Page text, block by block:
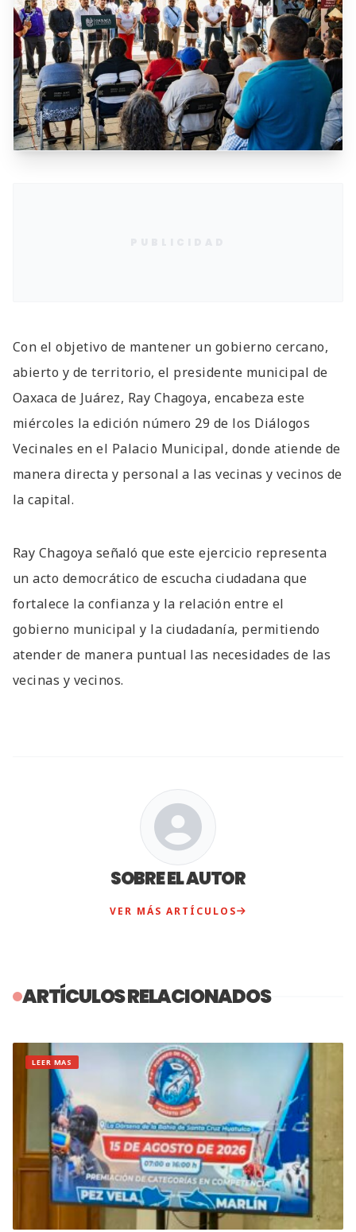
Con el objetivo de mantener un gobierno cercano,
abierto y de territorio, el presidente municipal de
Oaxaca de Juárez, Ray Chagoya, encabeza este
miércoles la edición número 29 de los Diálogos
Vecinales en el Palacio Municipal, donde atiende de
manera directa y personal a las vecinas y vecinos de
la capital.
Ray Chagoya señaló que este ejercicio representa
un acto democrático de escucha ciudadana que
fortalece la confianza y la relación entre el
gobierno municipal y la ciudadanía, permitiendo
atender de manera puntual las necesidades de las
vecinas y vecinos.
SOBRE EL AUTOR
VER MÁS ARTÍCULOS
ARTÍCULOS RELACIONADOS
LEER MAS